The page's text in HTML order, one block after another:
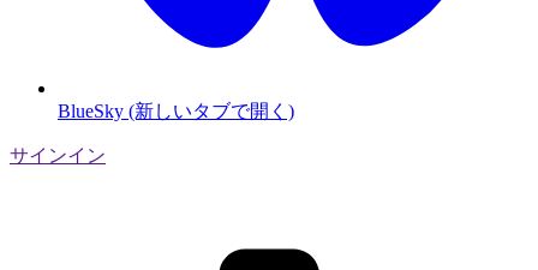
BlueSky (新しいタブで開く)
サインイン